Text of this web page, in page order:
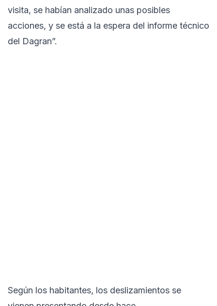
visita, se habían analizado unas posibles
acciones, y se está a la espera del informe técnico
del Dagran”.
Según los habitantes, los deslizamientos se